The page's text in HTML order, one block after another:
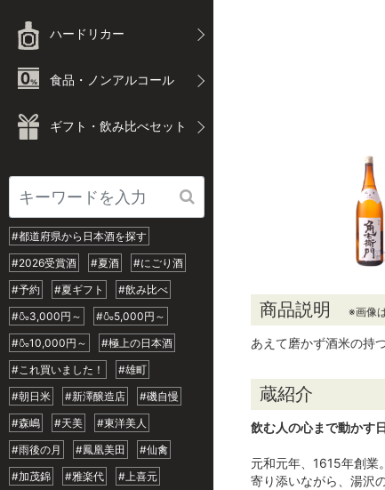
ハードリカー
食品・ノンアルコール
ギフト・飲み比べセット
#都道府県から日本酒を探す
#2026受賞酒
#夏酒
#にごり酒
#予約
#夏ギフト
#飲み比べ
#🍶3,000円～
#🍶5,000円～
#🍶10,000円～
#極上の日本酒
#これ買いました！
#雄町
#朝日米
#新澤醸造店
#磯自慢
#森嶋
#天美
#東洋美人
#雨後の月
#鳳凰美田
#仙禽
#加茂錦
#雅楽代
#上喜元
商品説明 ※画像
あえて磨かず酒米の持
蔵紹介
飲む人の心まで動かす
元和元年、1615年創業
寄り添いながら、湯沢